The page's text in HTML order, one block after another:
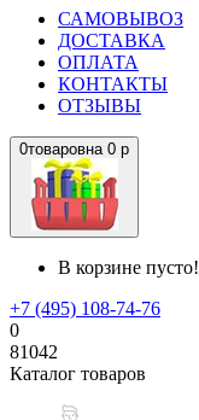
САМОВЫВОЗ
ДОСТАВКА
ОПЛАТА
КОНТАКТЫ
ОТЗЫВЫ
0товаровна 0 р
В корзине пусто!
+7 (495) 108-74-76
0
81042
Каталог товаров